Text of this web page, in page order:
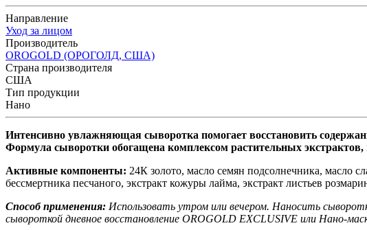
Направление
Уход за лицом
Производитель
OROGOLD (ОРОГОЛД, США)
Страна производителя
США
Тип продукции
Нано
Интенсивно увлажняющая сыворотка помогает восстановить
Формула сыворотки обогащена комплексом растительных
Активные компоненты: 24К золото, масло семян подсолнечника, масло
бессмертника песчаного, экстракт кожуры лайма, экстракт листьев
Способ применения: Использовать утром или вечером. Наносить
сывороткой дневное восстановление OROGOLD EXCLUSIVE или Нано-